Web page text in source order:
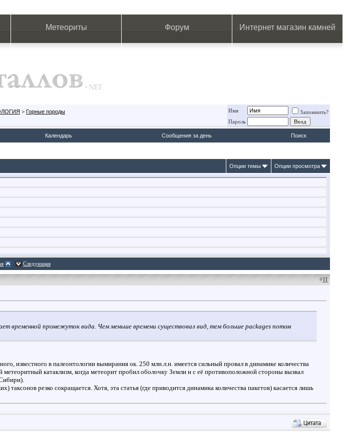
Метеориты Форум Интернет магазин камней
> Горные породы Имя
Запомнить?
Пароль
Календарь Сообщения за день Поиск
Опции темы Опции просмотра
Следующая
#11
временной промежуток вида. Чем меньше времени существовал вид, тем больше packages потом
известного в палеонтологии вымирания ок. 250 млн.л.н. имеется сильный провал в динамике количества
катаклизм, когда метеорит пробил оболочку Земли и с её противоположной стороны вызвал
резко сокращается. Хотя, эта статья (где приводится динамика количества пакетов) касается лишь